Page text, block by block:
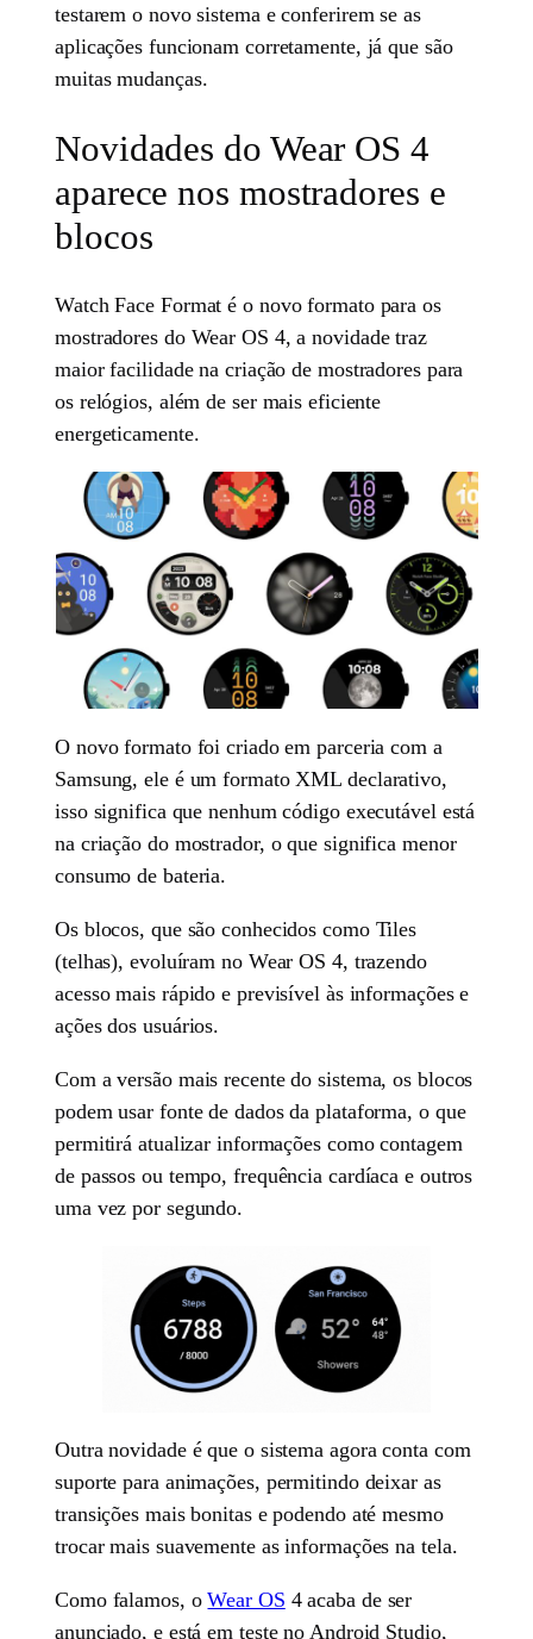
testarem o novo sistema e conferirem se as
aplicações funcionam corretamente, já que são
muitas mudanças.
Novidades do Wear OS 4
aparece nos mostradores e
blocos
Watch Face Format é o novo formato para os
mostradores do Wear OS 4, a novidade traz
maior facilidade na criação de mostradores para
os relógios, além de ser mais eficiente
energeticamente.
O novo formato foi criado em parceria com a
Samsung, ele é um formato XML declarativo,
isso significa que nenhum código executável está
na criação do mostrador, o que significa menor
consumo de bateria.
Os blocos, que são conhecidos como Tiles
(telhas), evoluíram no Wear OS 4, trazendo
acesso mais rápido e previsível às informações e
ações dos usuários.
Com a versão mais recente do sistema, os blocos
podem usar fonte de dados da plataforma, o que
permitirá atualizar informações como contagem
de passos ou tempo, frequência cardíaca e outros
uma vez por segundo.
Outra novidade é que o sistema agora conta com
suporte para animações, permitindo deixar as
transições mais bonitas e podendo até mesmo
trocar mais suavemente as informações na tela.
Como falamos, oWear OS 4 acaba de ser
anunciado, e está em teste no Android Studio,